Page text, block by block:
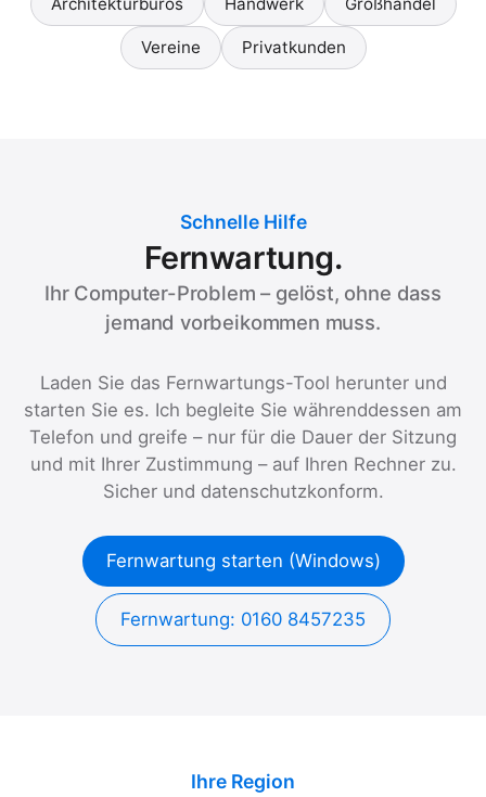
Vereine Privatkunden
Schnelle Hilfe
Fernwartung.
Ihr Computer-Problem – gelöst, ohne dass
jemand vorbeikommen muss.
Laden Sie das Fernwartungs-Tool herunter und
starten Sie es. Ich begleite Sie währenddessen am
Telefon und greife – nur für die Dauer der Sitzung
und mit Ihrer Zustimmung – auf Ihren Rechner zu.
Sicher und datenschutzkonform.
Fernwartung starten (Windows)
Fernwartung: 0160 8457235
Ihre Region